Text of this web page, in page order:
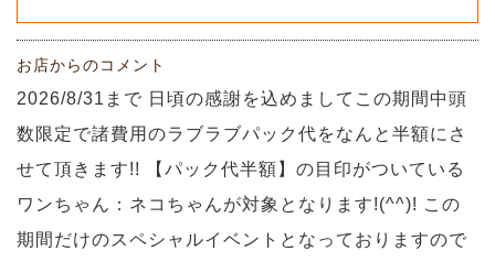
お店からのコメント
2026/8/31まで 日頃の感謝を込めましてこの期間中頭
数限定で諸費用のラブラブパック代をなんと半額にさ
せて頂きます!! 【パック代半額】の目印がついている
ワンちゃん：ネコちゃんが対象となります!(^^)! この
期間だけのスペシャルイベントとなっておりますので